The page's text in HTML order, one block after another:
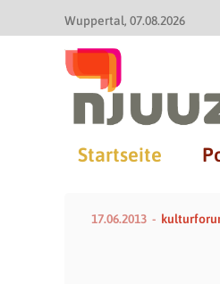
Wuppertal 07.08.2026
Startseite
17.06.2013